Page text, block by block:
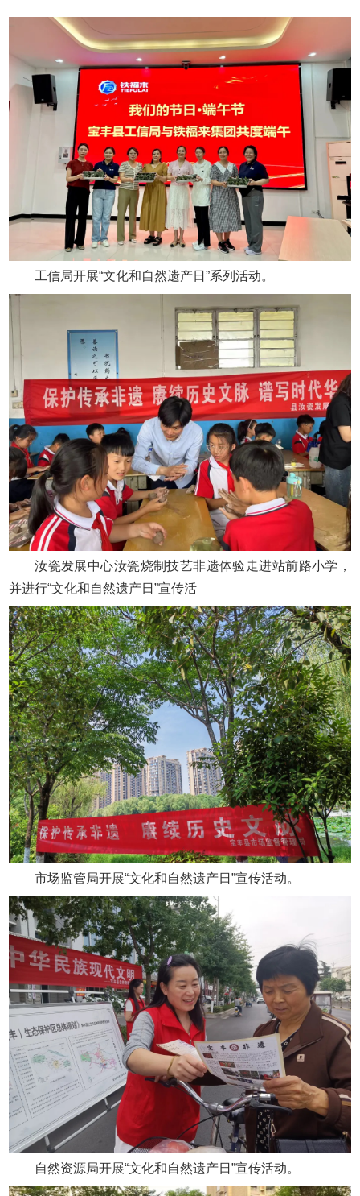
工信局开展“文化和自然遗产日”系列活动。
汝瓷发展中心汝瓷烧制技艺非遗体验走进站前路小学，
并进行“文化和自然遗产日”宣传活
市场监管局开展“文化和自然遗产日”宣传活动。
自然资源局开展“文化和自然遗产日”宣传活动。